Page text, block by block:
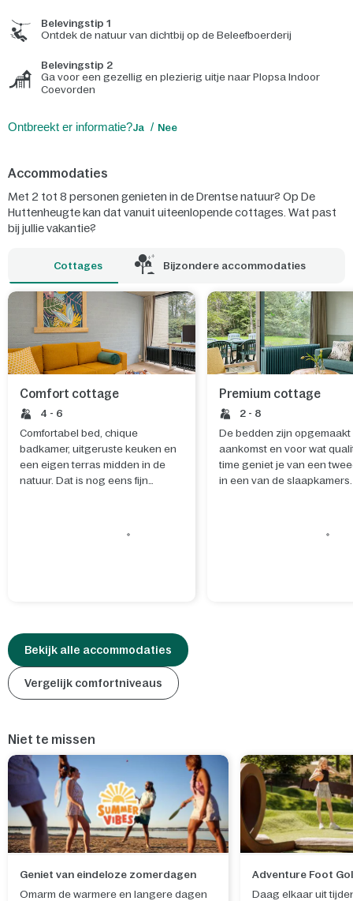
Belevingstip 1
Ontdek de natuur van dichtbij op de Beleefboerderij
Belevingstip 2
Ga voor een gezellig en plezierig uitje naar Plopsa Indoor
Coevorden
Ontbreekt er informatie?Ja Nee
Accommodaties
Met 2 tot 8 personen genieten in de Drentse natuur? Op De
Huttenheugte kan dat vanuit uiteenlopende cottages. Wat past
bij jullie vakantie?
Cottages Bijzondere accommodaties
Comfort cottage
4 - 6
Comfortabel bed, chique
badkamer, uitgeruste keuken en
een eigen terras midden in de
natuur. Dat is nog eens fijn
Premium cottage
2 - 8
De bedden zijn opgemaakt
aankomst en voor wat
time geniet je van een
in een van de slaapkamers.
Bekijk alle accommodaties
Vergelijk comfortniveaus
Niet te missen
Geniet van eindeloze zomerdagen
Omarm de warmere en langere dagen
Adventure Foot
Daag elkaar uit